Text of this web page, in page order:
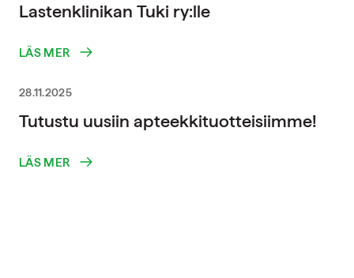
Lastenklinikan Tuki ry:lle
LÄS MER
28.11.2025
Tutustu uusiin apteekkituotteisiimme!
LÄS MER